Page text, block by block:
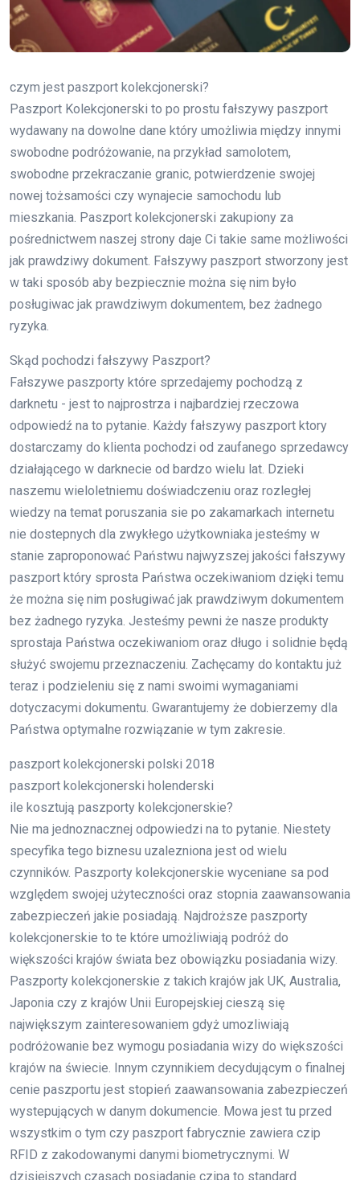
czym jest paszport kolekcjonerski?
Paszport Kolekcjonerski to po prostu fałszywy paszport
wydawany na dowolne dane który umożliwia między innymi
swobodne podróżowanie, na przykład samolotem,
swobodne przekraczanie granic, potwierdzenie swojej
nowej tożsamości czy wynajecie samochodu lub
mieszkania. Paszport kolekcjonerski zakupiony za
pośrednictwem naszej strony daje Ci takie same możliwości
jak prawdziwy dokument. Fałszywy paszport stworzony jest
w taki sposób aby bezpiecznie można się nim było
posługiwac jak prawdziwym dokumentem, bez żadnego
ryzyka.
Skąd pochodzi fałszywy Paszport?
Fałszywe paszporty które sprzedajemy pochodzą z
darknetu - jest to najprostrza i najbardziej rzeczowa
odpowiedź na to pytanie. Każdy fałszywy paszport ktory
dostarczamy do klienta pochodzi od zaufanego sprzedawcy
działającego w darknecie od bardzo wielu lat. Dzieki
naszemu wieloletniemu doświadczeniu oraz rozległej
wiedzy na temat poruszania sie po zakamarkach internetu
nie dostepnych dla zwykłego użytkowniaka jesteśmy w
stanie zaproponować Państwu najwyzszej jakości fałszywy
paszport który sprosta Państwa oczekiwaniom dzięki temu
że można się nim posługiwać jak prawdziwym dokumentem
bez żadnego ryzyka. Jesteśmy pewni że nasze produkty
sprostaja Państwa oczekiwaniom oraz długo i solidnie będą
służyć swojemu przeznaczeniu. Zachęcamy do kontaktu już
teraz i podzieleniu się z nami swoimi wymaganiami
dotyczacymi dokumentu. Gwarantujemy że dobierzemy dla
Państwa optymalne rozwiązanie w tym zakresie.
paszport kolekcjonerski polski 2018
paszport kolekcjonerski holenderski
ile kosztują paszporty kolekcjonerskie?
Nie ma jednoznacznej odpowiedzi na to pytanie. Niestety
specyfika tego biznesu uzalezniona jest od wielu
czynników. Paszporty kolekcjonerskie wyceniane sa pod
względem swojej użyteczności oraz stopnia zaawansowania
zabezpieczeń jakie posiadają. Najdroższe paszporty
kolekcjonerskie to te które umożliwiają podróż do
większości krajów świata bez obowiązku posiadania wizy.
Paszporty kolekcjonerskie z takich krajów jak UK, Australia,
Japonia czy z krajów Unii Europejskiej cieszą się
największym zainteresowaniem gdyż umozliwiają
podróżowanie bez wymogu posiadania wizy do większości
krajów na świecie. Innym czynnikiem decydującym o finalnej
cenie paszportu jest stopień zaawansowania zabezpieczeń
wystepujących w danym dokumencie. Mowa jest tu przed
wszystkim o tym czy paszport fabrycznie zawiera czip
RFID z zakodowanymi danymi biometrycznymi. W
dzisiejszych czasach posiadanie czipa to standard